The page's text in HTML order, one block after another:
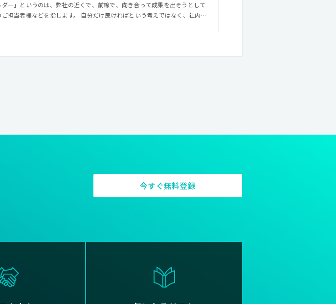
ー」というのは、弊社の近くで、前線で、向き合って成果を出そうとして
。 自分だけ良ければという考えではなく、社内
今すぐ無料登録